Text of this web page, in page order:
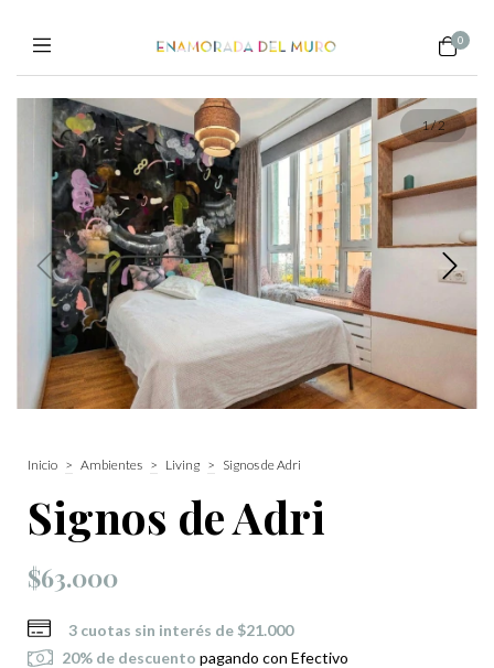
0
1/2
Inicio > Ambientes > Living > Signos de Adri
Signos de Adri
$63.000
3 cuotas sin interés de $21.000
20% de descuento pagando con Efectivo